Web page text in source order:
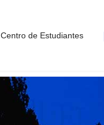
Centro de Estudiantes